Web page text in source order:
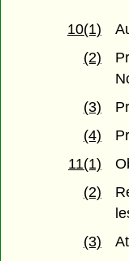
10(1)
(2)
(3)
(4)
11(1)
(2)
(3)